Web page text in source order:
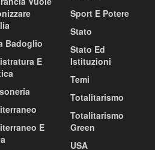
Badoglio
E
E
Sport E Potere
Stato
Stato Ed
Istituzioni
Temi
Totalitarismo
Totalitarismo
Green
USA